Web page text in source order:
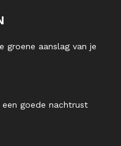
groene aanslag van je
goede nachtrust